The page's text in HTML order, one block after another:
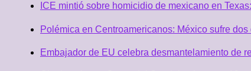
ICE mintió sobre homicidio de mexicano en
Polémica en Centroamericanos: México sufre
Embajador de EU celebra desmantelamiento de